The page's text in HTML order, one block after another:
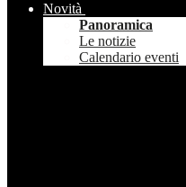
Novità
Panoramica
Le notizie
Calendario eventi